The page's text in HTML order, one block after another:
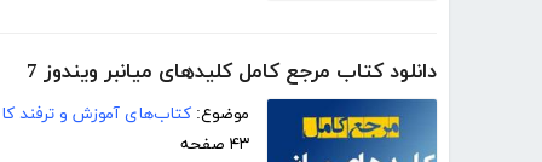
دانلود کتاب مرجع کامل کلیدهای میانبر ویندوز 7
موضوع: کتاب‌های آموزش و ترفند
۴۳ صفحه